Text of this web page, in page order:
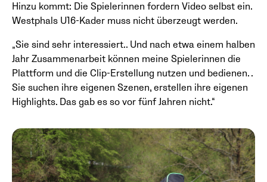
Hinzu kommt: Die Spielerinnen fordern Video selbst ein.
Westphals U16-Kader muss nicht überzeugt werden.
„Sie sind sehr interessiert.. Und nach etwa einem halben
Jahr Zusammenarbeit können meine Spielerinnen die
Plattform und die Clip-Erstellung nutzen und bedienen. .
Sie suchen ihre eigenen Szenen, erstellen ihre eigenen
Highlights. Das gab es so vor fünf Jahren nicht.“